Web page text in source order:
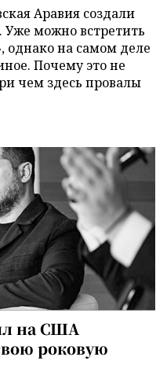
Аравия создали
можно встретить
однако на самом деле
Почему это не
чем здесь провалы
на США
роковую